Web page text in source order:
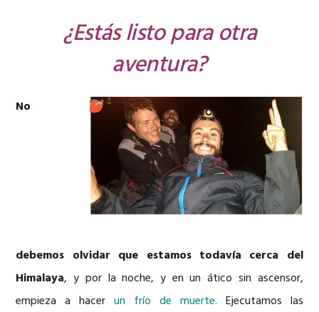
¿Estás listo para otra
aventura?
No
debemos olvidar que estamos todavía cerca del
Himalaya, y por la noche, y en un ático sin ascensor,
empieza a hacerun frío de muerte. Ejecutamos las